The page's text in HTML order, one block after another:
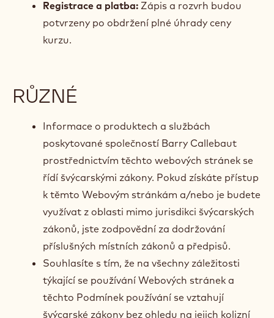
Registrace a platba: Zápis a rozvrh budou
potvrzeny po obdržení plné úhrady ceny
kurzu.
RŮZNÉ
Informace o produktech a službách
poskytované společností Barry Callebaut
prostřednictvím těchto webových stránek se
řídí švýcarskými zákony. Pokud získáte přístup
k těmto Webovým stránkám a/nebo je budete
využívat z oblasti mimo jurisdikci švýcarských
zákonů, jste zodpovědní za dodržování
příslušných místních zákonů a předpisů.
Souhlasíte s tím, že na všechny záležitosti
týkající se používání Webových stránek a
těchto Podmínek používání se vztahují
švýcarské zákony bez ohledu na jejich kolizní